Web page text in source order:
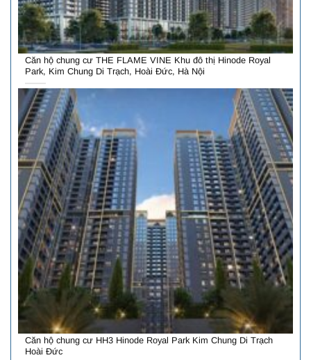
Căn hộ chung cư THE FLAME VINE Khu đô thị Hinode Royal
Park, Kim Chung Di Trạch, Hoài Đức, Hà Nội
Căn hộ chung cư HH3 Hinode Royal Park Kim Chung Di Trạch
Hoài Đức